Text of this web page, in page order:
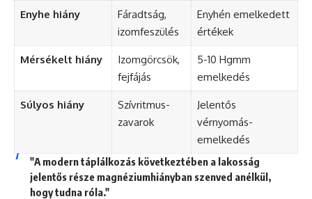
Enyhe hiány
Fáradtság,
izomfeszülés
Enyhén emelkedett
értékek
Mérsékelt hiány
Izomgörcsök,
fejfájás
5-10 Hgmm
emelkedés
Súlyos hiány
Szívritmus-
zavarok
Jelentős
vérnyomás-
emelkedés
"A modern táplálkozás következtében a lakosság
jelentős része magnéziumhiányban szenved anélkül,
hogy tudna róla."